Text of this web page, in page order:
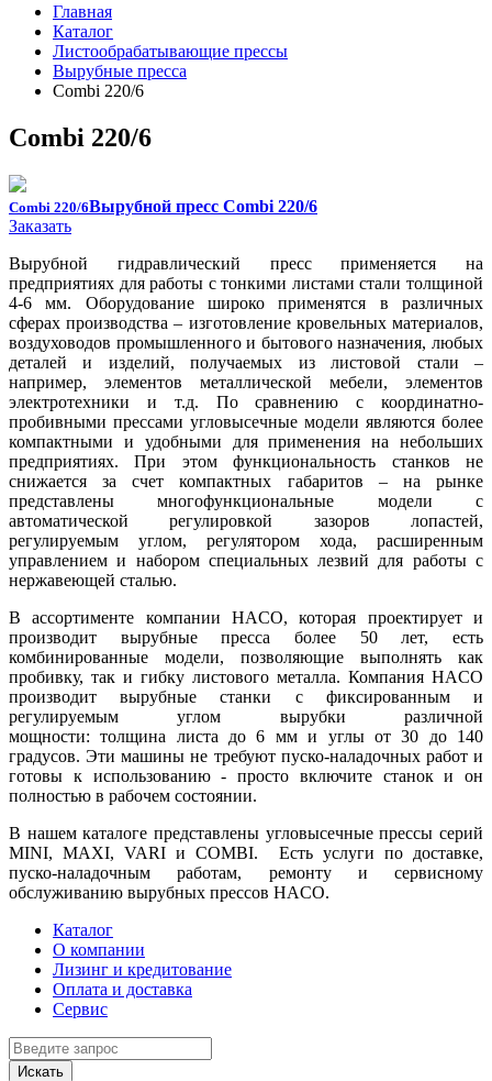
Главная
Каталог
Листообрабатывающие прессы
Вырубные пресса
Combi 220/6
Combi 220/6
Combi 220/6Вырубной пресс Combi 220/6
Заказать
Вырубной гидравлический пресс применяется на
предприятиях для работы с тонкими листами стали толщиной
4-6 мм. Оборудование широко применятся в различных
сферах производства – изготовление кровельных материалов,
воздуховодов промышленного и бытового назначения, любых
деталей и изделий, получаемых из листовой стали –
например, элементов металлической мебели, элементов
электротехники и т.д. По сравнению с координатно-
пробивными прессами угловысечные модели являются более
компактными и удобными для применения на небольших
предприятиях. При этом функциональность станков не
снижается за счет компактных габаритов – на рынке
представлены многофункциональные модели с
автоматической регулировкой зазоров лопастей,
регулируемым углом, регулятором хода, расширенным
управлением и набором специальных лезвий для работы с
нержавеющей сталью.
В ассортименте компании HACO, которая проектирует и
производит вырубные пресса более 50 лет, есть
комбинированные модели, позволяющие выполнять как
пробивку, так и гибку листового металла. Компания HACO
производит вырубные станки с фиксированным и
регулируемым углом вырубки различной
мощности: толщина листа до 6 мм и углы от 30 до 140
градусов. Эти машины не требуют пуско-наладочных работ и
готовы к использованию - просто включите станок и он
полностью в рабочем состоянии.
В нашем каталоге представлены угловысечные прессы серий
MINI, MAXI, VARI и COMBI. Есть услуги по доставке,
пуско-наладочным работам, ремонту и сервисному
обслуживанию вырубных прессов HACO.
Каталог
О компании
Лизинг и кредитование
Оплата и доставка
Сервис
Искать